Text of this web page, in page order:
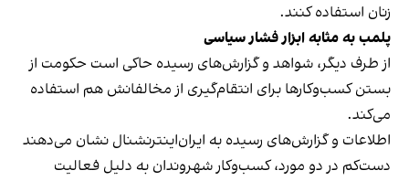
زنان استفاده کنند.
پلمب به مثابه ابزار فشار سیاسی
از طرف دیگر، شواهد و گزارش‌های رسیده حاکی است حکومت از
بستن کسب‌وکارها برای انتقام‌گیری از مخالفانش هم استفاده
می‌کند.
اطلاعات و گزارش‌های رسیده به ایران‌اینترنشنال نشان می‌دهند
دست‌کم در دو مورد، کسب‌وکار شهروندان به دلیل فعالیت